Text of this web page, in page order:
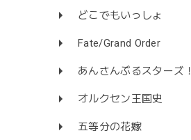
どこでもいっしょ
Fate/Grand Order
あんさんぶるスターズ！
オルクセン王国史
五等分の花嫁